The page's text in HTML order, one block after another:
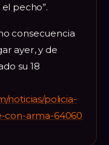
pecho”.
consecuencia
ayer, y de
su 18
noticias/policia-
con-arma-64060